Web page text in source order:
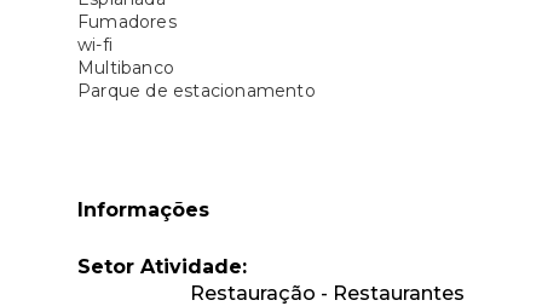
Fumadores
wi-fi
Multibanco
Parque de estacionamento
Informações
Setor Atividade:
Restauração - Restaurantes